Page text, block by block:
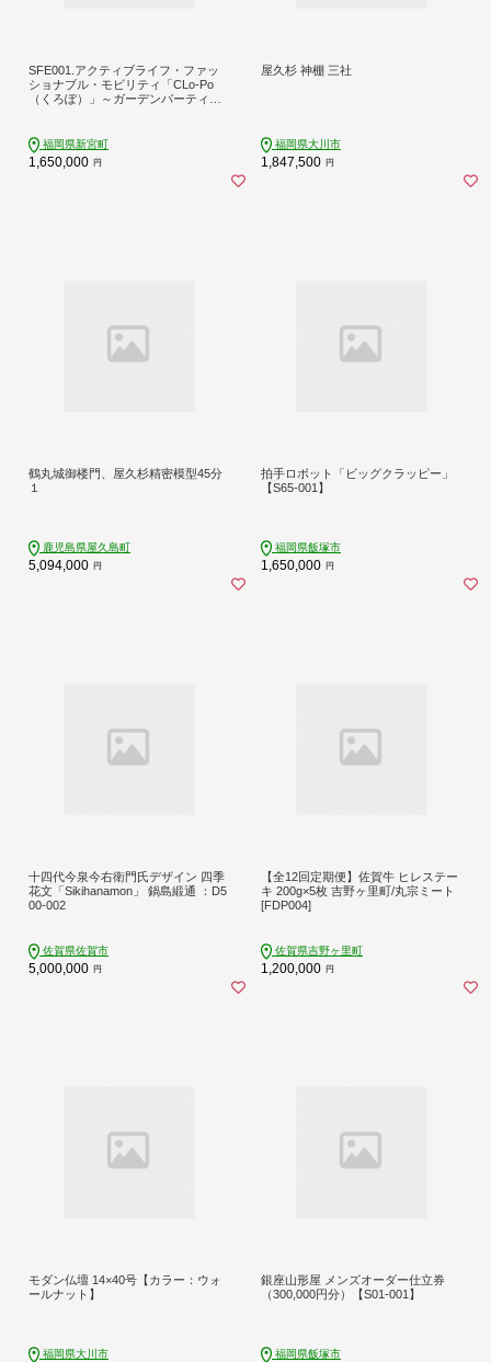
SFE001.アクティブライフ・ファッ
ショナブル・モビリティ「CLo-Po
（くろぽ）」～ガーデンパーティに
福岡県新宮町
1,650,000 円
屋久杉 神棚 三社
福岡県大川市
1,847,500 円
鶴丸城御楼門、屋久杉精密模型45分
１
鹿児島県屋久島町
5,094,000 円
拍手ロボット「ビッグクラッピー」
【S65-001】
福岡県飯塚市
1,650,000 円
十四代今泉今右衛門氏デザイン 四季
花文「Sikihanamon」 鍋島緞通 ：D5
00-002
佐賀県佐賀市
5,000,000 円
【全12回定期便】佐賀牛 ヒレステー
キ 200g×5枚 吉野ヶ里町/丸宗ミート
[FDP004]
佐賀県吉野ヶ里町
1,200,000 円
モダン仏壇 14×40号【カラー：ウォ
ールナット】
福岡県大川市
銀座山形屋 メンズオーダー仕立券
（300,000円分）【S01-001】
福岡県飯塚市